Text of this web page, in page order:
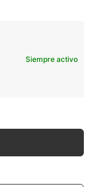
Siempre activo